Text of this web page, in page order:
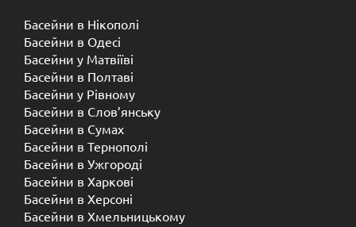
Басейни в Нікополі
Басейни в Одесі
Басейни у Матвіїві
Басейни в Полтаві
Басейни у ​​Рівному
Басейни в Слов’янську
Басейни в Сумах
Басейни в Тернополі
Басейни в Ужгороді
Басейни в Харкові
Басейни в Херсоні
Басейни в Хмельницькому